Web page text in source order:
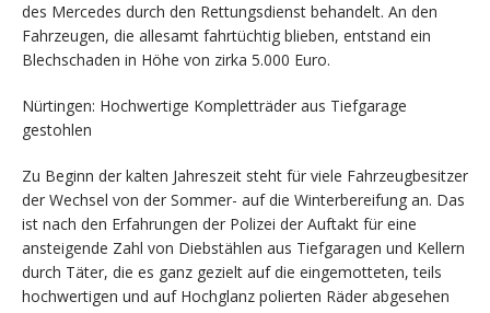
des Mercedes durch den Rettungsdienst behandelt. An den
Fahrzeugen, die allesamt fahrtüchtig blieben, entstand ein
Blechschaden in Höhe von zirka 5.000 Euro.
Nürtingen: Hochwertige Kompletträder aus Tiefgarage
gestohlen
Zu Beginn der kalten Jahreszeit steht für viele Fahrzeugbesitzer
der Wechsel von der Sommer- auf die Winterbereifung an. Das
ist nach den Erfahrungen der Polizei der Auftakt für eine
ansteigende Zahl von Diebstählen aus Tiefgaragen und Kellern
durch Täter, die es ganz gezielt auf die eingemotteten, teils
hochwertigen und auf Hochglanz polierten Räder abgesehen